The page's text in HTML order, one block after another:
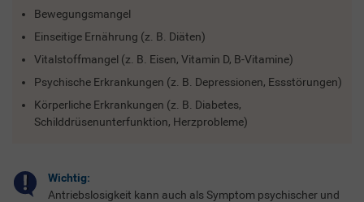
Bewegungsmangel
Einseitige Ernährung (z. B. Diäten)
Vitalstoffmangel (z. B. Eisen, Vitamin D, B-Vitamine)
Psychische Erkrankungen (z. B. Depressionen, Essstörungen)
Körperliche Erkrankungen (z. B. Diabetes,
Schilddrüsenunterfunktion, Herzprobleme)
Wichtig:
Antriebslosigkeit kann auch als Symptom psychischer und